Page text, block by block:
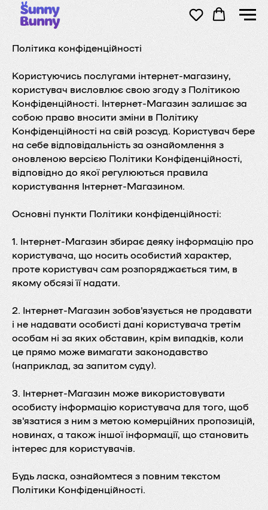
Політика конфіденційності
Користуючись послугами інтернет-магазину,
користувач висловлює свою згоду з Політикою
Конфіденційності. Інтернет-Магазин залишає за
собою право вносити зміни в Політику
Конфіденційності на свій розсуд. Користувач бере
на себе відповідальність за ознайомлення з
оновленою версією Політики Конфіденційності,
відповідно до якої регулюються правила
користування Інтернет-Магазином.
Основні пункти Політики конфіденційності:
1. Інтернет-Магазин збирає деяку інформацію про
користувача, що носить особистий характер,
проте користувач сам розпоряджається тим, в
якому обсязі її надати.
2. Інтернет-Магазин зобов'язується не продавати
і не надавати особисті дані користувача третім
особам ні за яких обставин, крім випадків, коли
це прямо може вимагати законодавство
(наприклад, за запитом суду).
3. Інтернет-Магазин може використовувати
особисту інформацію користувача для того, щоб
зв'язатися з ним з метою комерційних пропозицій,
новинах, а також іншої інформації, що становить
інтерес для користувачів.
Будь ласка, ознайомтеся з повним текстом
Політики Конфіденційності.